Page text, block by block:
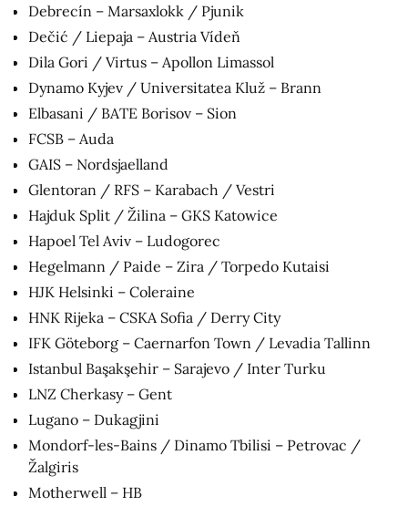
Debrecín – Marsaxlokk / Pjunik
Dečić / Liepaja – Austria Vídeň
Dila Gori / Virtus – Apollon Limassol
Dynamo Kyjev / Universitatea Kluž – Brann
Elbasani / BATE Borisov – Sion
FCSB – Auda
GAIS – Nordsjaelland
Glentoran / RFS – Karabach / Vestri
Hajduk Split / Žilina – GKS Katowice
Hapoel Tel Aviv – Ludogorec
Hegelmann / Paide – Zira / Torpedo Kutaisi
HJK Helsinki – Coleraine
HNK Rijeka – CSKA Sofia / Derry City
IFK Göteborg – Caernarfon Town / Levadia Tallinn
Istanbul Başakşehir – Sarajevo / Inter Turku
LNZ Cherkasy – Gent
Lugano – Dukagjini
Mondorf-les-Bains / Dinamo Tbilisi – Petrovac /
Žalgiris
Motherwell – HB